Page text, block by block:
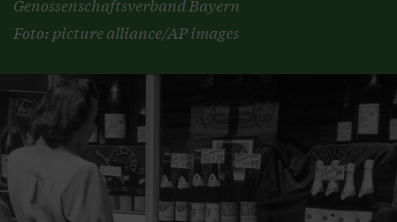
Genossenschaftsverband Bayern
Foto: picture alliance/AP images